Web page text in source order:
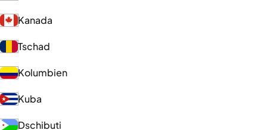
Kanada
Tschad
Kolumbien
Kuba
Dschibuti